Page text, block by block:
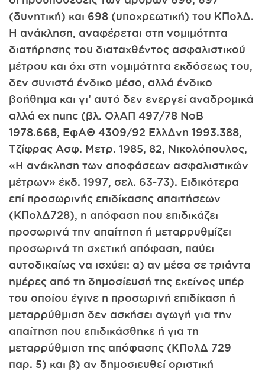
(δυνητι­κή) και 698 (υποχρεωτική) του ΚΠολΔ.
Η ανάκληση, αναφέρεται στη νομιμότητα
διατήρησης του διαταχθέντος ασφαλιστικού
μέτρου και όχι στη νομιμότητα εκδόσεως του,
δεν συνιστά ένδικο μέσο, αλλά ένδικο
βοήθημα και γι’ αυτό δεν ενεργεί αναδρομικά
αλλά ex nunc (βλ. ΟλΑΠ 497/78 ΝοΒ
1978.668, ΕφΑΘ 4309/92 ΕλλΔνη 1993.388,
Τζίφρας Ασφ. Μετρ. 1985, 82, Νικολόπουλος,
«Η ανάκληση των α­ποφάσεων ασφαλιστικών
μέτρων» έκδ. 1997, σελ. 63-73). Ειδικότε­ρα
επί προσωρινής επιδίκασης απαιτήσεων
(ΚΠολΔ728), η απόφα­ση που επιδικάζει
προσωρινά την απαίτηση ή μεταρρυθμίζει
προ­σωρινά τη σχετική απόφαση, παύει
αυτοδικαίως να ισχύει: α) αν μέ­σα σε τριάντα
ημέρες από τη δημοσίευσή της εκείνος υπέρ
του ο­ποίου έγινε η προσωρινή επιδίκαση ή
μεταρρύθμιση δεν ασκήσει αγωγή για την
απαίτηση που επιδικάσθηκε ή για τη
μεταρρύθμιση της απόφασης (ΚΠολΔ 729
παρ. 5) και β) αν δημοσιευθεί οριστική